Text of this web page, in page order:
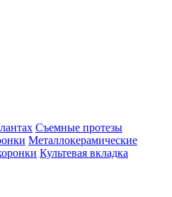
Съемные протезы
Металлокерамические
Культевая вкладка